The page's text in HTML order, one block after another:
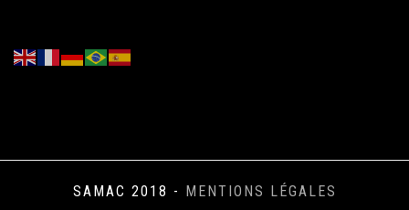
SAMAC 2018 - MENTIONS LÉGALES